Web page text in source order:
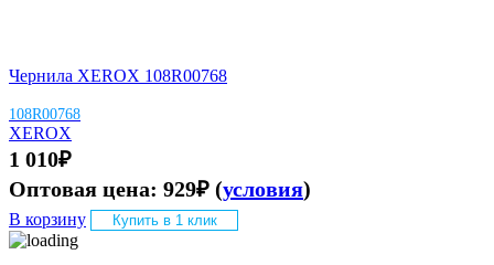
Чернила XEROX 108R00768
108R00768
XEROX
1 010₽
Оптовая цена: 929₽ (условия)
В корзину Купить в 1 клик